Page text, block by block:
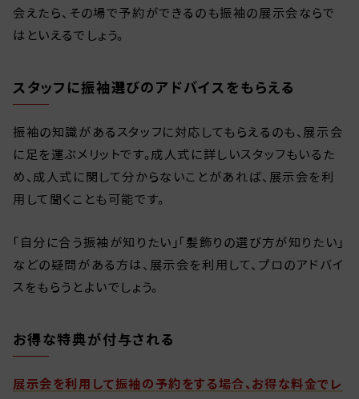
会えたら、その場で予約ができるのも振袖の展示会ならで
はといえるでしょう。
スタッフに振袖選びのアドバイスをもらえる
振袖の知識があるスタッフに対応してもらえるのも、展示会
に足を運ぶメリットです。成人式に詳しいスタッフもいるた
め、成人式に関して分からないことがあれば、展示会を利
用して聞くことも可能です。
「自分に合う振袖が知りたい」「髪飾りの選び方が知りたい」
などの疑問がある方は、展示会を利用して、プロのアドバイ
スをもらうとよいでしょう。
お得な特典が付与される
展示会を利用して振袖の予約をする場合、お得な料金でレ